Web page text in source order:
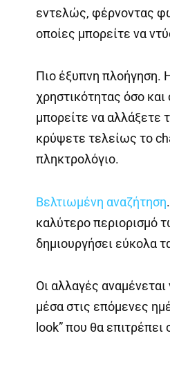
εντελώς, φέρνοντας
οποίες μπορείτε να
Πιο έξυπνη πλοήγηση.
χρηστικότητας όσο
μπορείτε να αλλάξετε
κρύψετε τελείως το
πληκτρολόγιο.
Βελτιωμένη αναζήτηση
καλύτερο περιορισμό
δημιουργήσει εύκολα
Οι αλλαγές
μέσα στις επόμενες
look” που θα